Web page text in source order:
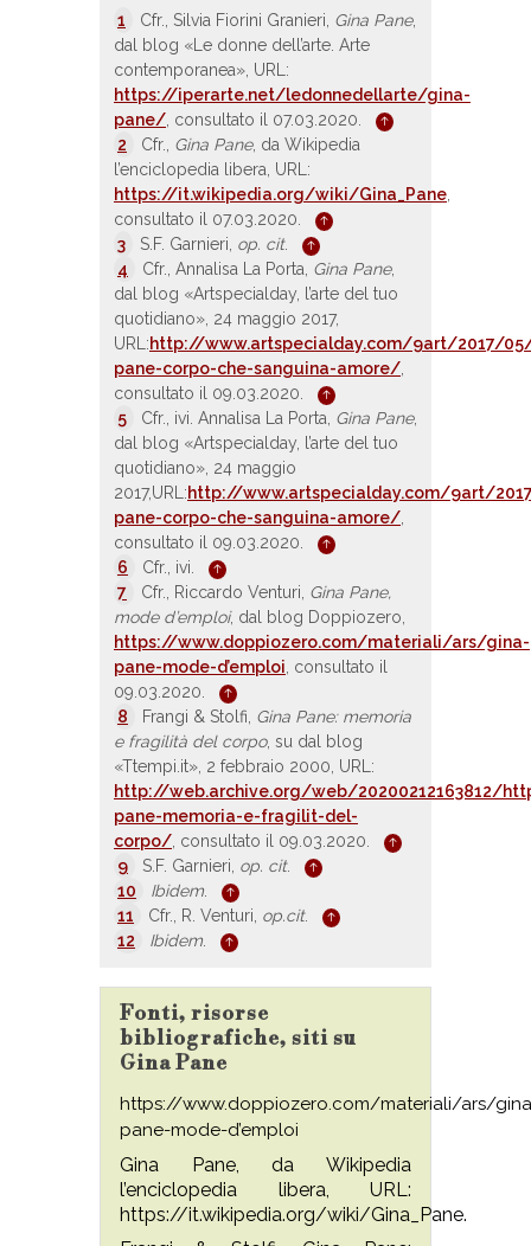
1 Cfr., Silvia Fiorini Granieri, Gina Pane,
dal blog «Le donne dell’arte. Arte
contemporanea», URL:
https://iperarte.net/ledonnedellarte/gina-
pane/ , consultato il 07.03.2020.
2
Cfr., Gina Pane, da Wikipedia
l’enciclopedia libera, URL:
https://it.wikipedia.org/wiki/Gina_Pane
consultato il 07.03.2020.
3
S.F. Garnieri, op. cit.
4
Cfr., Annalisa La Porta, Gina Pane,
dal blog «Artspecialday, l’arte del tuo
quotidiano», 24 maggio 2017,
URL:http://www.artspecialday.com/9art/2017/
pane-corpo-che-sanguina-amore/
consultato il 09.03.2020.
5
Cfr., ivi. Annalisa La Porta, Gina Pane,
dal blog «Artspecialday, l’arte del tuo
quotidiano», 24 maggio
2017,URL:http://www.artspecialday.com/9art/
pane-corpo-che-sanguina-amore/
consultato il 09.03.2020.
6
Cfr., ivi.
7
Cfr., Riccardo Venturi, Gina Pane,
mode d’emploi, dal blog Doppiozero,
https://www.doppiozero.com/materiali/ars/gina-
pane-mode-d’emploi , consultato il
09.03.2020.
8
Frangi & Stolfi, Gina Pane: memoria
e fragilità del corpo, su dal blog
«Ttempi.it», 2 febbraio 2000, URL:
http://web.archive.org/web/20200212163812/
pane-memoria-e-fragilit-del-
corpo/ , consultato il 09.03.2020.
9
S.F. Garnieri, op. cit.
10
Ibidem
11
Cfr., R. Venturi, op.cit.
12
Ibidem
Fonti, risorse
bibliografiche, siti su
Gina Pane
https://www.doppiozero.com/materiali/ars/
pane-mode-d’emploi
Gina Pane, da Wikipedia
l’enciclopedia libera, URL:
https://it.wikipedia.org/wiki/Gina_Pane.